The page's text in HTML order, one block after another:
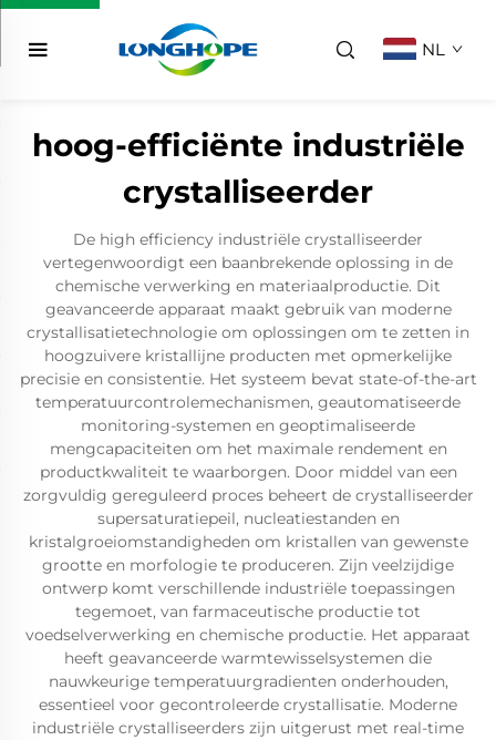
NL
hoog-efficiënte industriële
crystalliseerder
De high efficiency industriële crystalliseerder
vertegenwoordigt een baanbrekende oplossing in de
chemische verwerking en materiaalproductie. Dit
geavanceerde apparaat maakt gebruik van moderne
crystallisatietechnologie om oplossingen om te zetten in
hoogzuivere kristallijne producten met opmerkelijke
precisie en consistentie. Het systeem bevat state-of-the-art
temperatuurcontrolemechanismen, geautomatiseerde
monitoring-systemen en geoptimaliseerde
mengcapaciteiten om het maximale rendement en
productkwaliteit te waarborgen. Door middel van een
zorgvuldig gereguleerd proces beheert de crystalliseerder
supersaturatiepeil, nucleatiestanden en
kristalgroeiomstandigheden om kristallen van gewenste
grootte en morfologie te produceren. Zijn veelzijdige
ontwerp komt verschillende industriële toepassingen
tegemoet, van farmaceutische productie tot
voedselverwerking en chemische productie. Het apparaat
heeft geavanceerde warmtewisselsystemen die
nauwkeurige temperatuurgradienten onderhouden,
essentieel voor gecontroleerde crystallisatie. Moderne
industriële crystalliseerders zijn uitgerust met real-time